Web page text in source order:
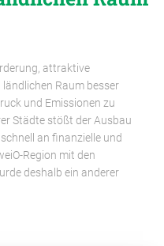
attraktive
Raum besser
und Emissionen zu
Städte stößt der Ausbau
an finanzielle und
Region mit den
deshalb ein anderer